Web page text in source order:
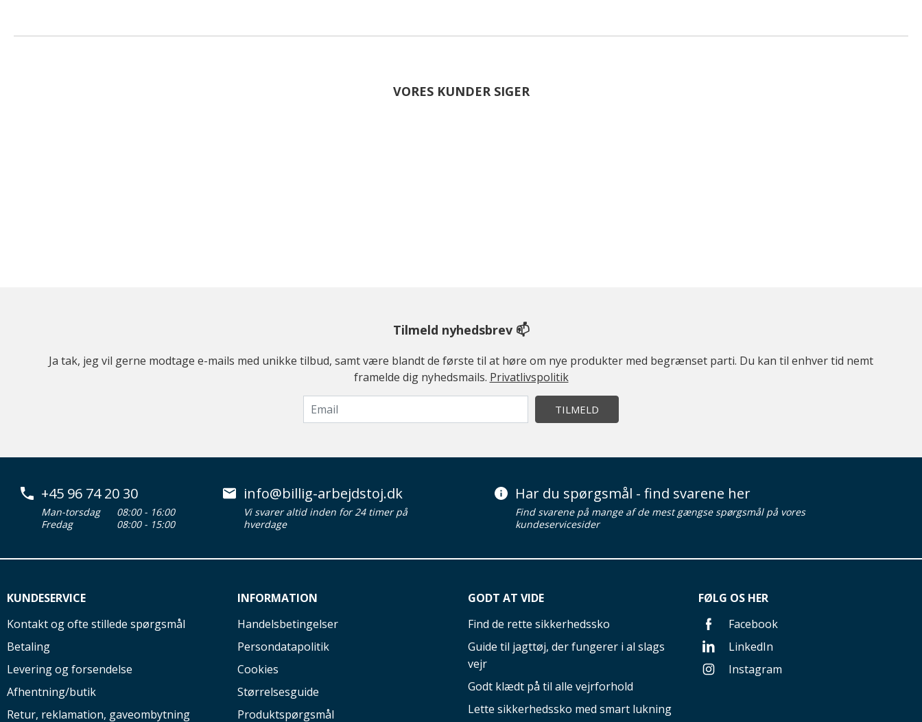
VORES KUNDER SIGER
Tilmeld nyhedsbrev 📫
Ja tak, jeg vil gerne modtage e-mails med unikke tilbud, samt være blandt de første til at høre om nye produkter med begrænset parti. Du kan til enhver tid nemt
framelde dig nyhedsmails. Privatlivspolitik
TILMELD
+45 96 74 20 30
Man-torsdag
08:00 - 16:00
Fredag
08:00 - 15:00
info@billig-arbejdstoj.dk
Vi svarer altid inden for 24 timer på
hverdage
Har du spørgsmål - find svarene her
Find svarene på mange af de mest gængse spørgsmål på vores
kundeservicesider
KUNDESERVICE
Kontakt og ofte stillede spørgsmål
Betaling
Levering og forsendelse
Afhentning/butik
Retur, reklamation, gaveombytning
INFORMATION
Handelsbetingelser
Persondatapolitik
Cookies
Størrelsesguide
Produktspørgsmål
GODT AT VIDE
Find de rette sikkerhedssko
Guide til jagttøj, der fungerer i al slags
vejr
Godt klædt på til alle vejrforhold
Lette sikkerhedssko med smart lukning
FØLG OS HER
Facebook
LinkedIn
Instagram